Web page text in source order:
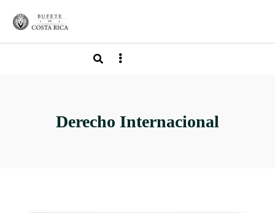
Derecho Internacional